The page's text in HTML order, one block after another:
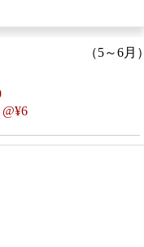
（5～6月）
¥6